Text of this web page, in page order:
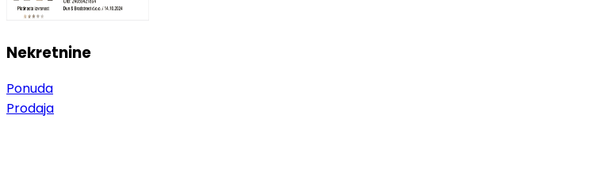
Nekretnine
Ponuda
Prodaja